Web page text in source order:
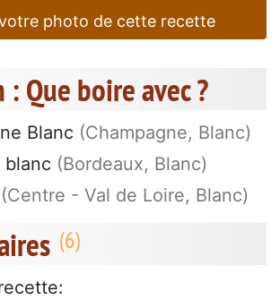
photo de cette recette
: Que boire avec ?
Blanc (Champagne, Blanc)
blanc (Bordeaux, Blanc)
(Centre - Val de Loire, Blanc)